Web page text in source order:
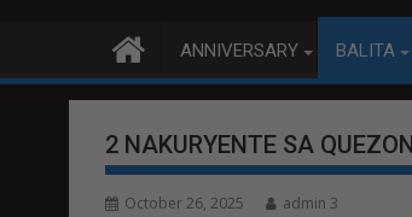
ANNIVERSARY BALITA
2 NAKURYENTE SA QUEZON
October 26, 2025 admin 3